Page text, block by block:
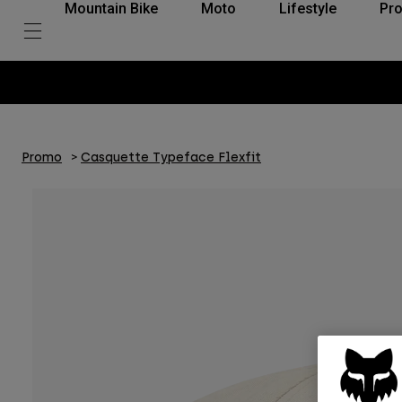
Mountain Bike Moto Lifestyle
Promo Casquette Typeface Flexfit